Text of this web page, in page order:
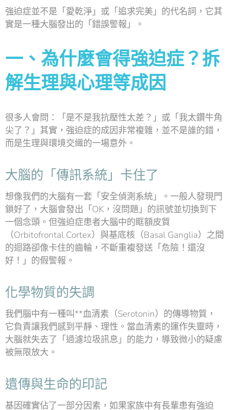
強迫症並不是「愛乾淨」或「追求完美」的代名詞，它其
實是一種大腦發出的「錯誤警報」。
一、為什麼會得強迫症？拆
解生理與心理等成因
很多人會問：「是不是我抗壓性太差？」或「我太鑽牛角
尖了？」其實，強迫症的成因非常複雜，並不是誰的錯，
而是生理與環境交織的一場意外。
大腦的「傳訊系統」卡住了
想像我們的大腦有一套「安全偵測系統」。一般人發現門
鎖好了，大腦會發出「OK，沒問題」的訊號並切換到下
一個念頭。但強迫症患者大腦中的眶額皮質
（Orbitofrontal Cortex）與基底核（Basal Ganglia）之間
的迴路卻像卡住的齒輪，不斷重複發送「危險！還沒
好！」的假警報。
化學物質的失調
我們腦中有一種叫**血清素（Serotonin）的傳導物質，
它負責讓我們感到平靜、理性。當血清素的運作失靈時，
大腦就失去了「過濾垃圾訊息」的能力，導致微小的疑慮
被無限放大。
遺傳與生命的印記
基因確實佔了一部分因素，如果家族中有長輩患有強迫